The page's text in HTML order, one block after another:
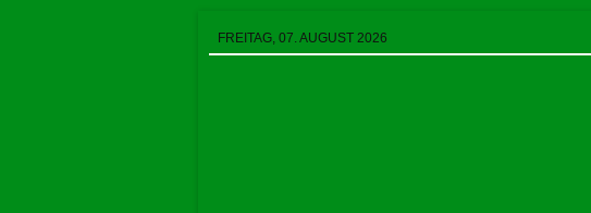
FREITAG, 07. AUGUST 2026